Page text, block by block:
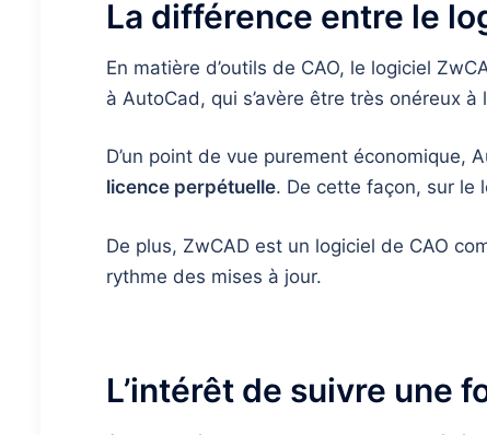
La différence entre le
En matière d’outils de CAO, le logiciel
à AutoCad, qui s’avère être très onéreux
D’un point de vue purement économique,
licence perpétuelle. De cette façon, sur le
De plus, ZwCAD est un logiciel de CAO
rythme des mises à jour.
L’intérêt de suivre une